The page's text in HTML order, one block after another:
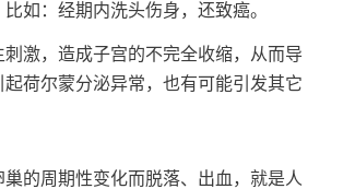
：经期内洗头伤身，还致癌。
激，造成子宫的不完全收缩，从而导
荷尔蒙分泌异常，也有可能引发其它
的周期性变化而脱落、出血，就是人